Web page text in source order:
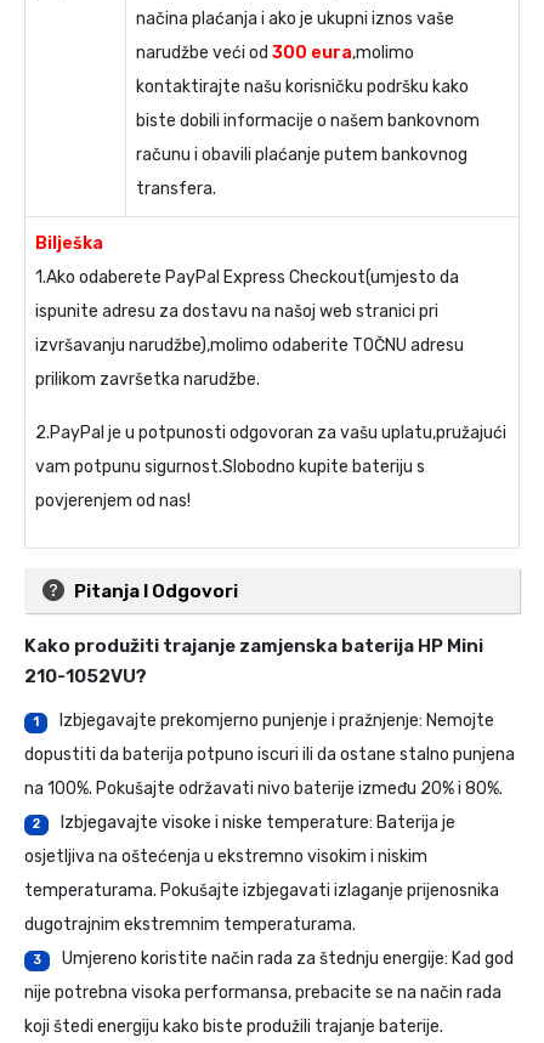
načina plaćanja i ako je ukupni iznos vaše
narudžbe veći od 300 eura,molimo
kontaktirajte našu korisničku podršku kako
biste dobili informacije o našem bankovnom
računu i obavili plaćanje putem bankovnog
transfera.
Bilješka
1.Ako odaberete PayPal Express Checkout(umjesto da
ispunite adresu za dostavu na našoj web stranici pri
izvršavanju narudžbe),molimo odaberite TOČNU adresu
prilikom završetka narudžbe.
2.PayPal je u potpunosti odgovoran za vašu uplatu,pružajući
vam potpunu sigurnost.Slobodno kupite bateriju s
povjerenjem od nas!
Pitanja I Odgovori
Kako produžiti trajanje zamjenska baterija HP Mini
210-1052VU?
1
Izbjegavajte prekomjerno punjenje i pražnjenje: Nemojte
dopustiti da baterija potpuno iscuri ili da ostane stalno punjena
na 100%. Pokušajte održavati nivo baterije između 20% i 80%.
2
Izbjegavajte visoke i niske temperature: Baterija je
osjetljiva na oštećenja u ekstremno visokim i niskim
temperaturama. Pokušajte izbjegavati izlaganje prijenosnika
dugotrajnim ekstremnim temperaturama.
3
Umjereno koristite način rada za štednju energije: Kad god
nije potrebna visoka performansa, prebacite se na način rada
koji štedi energiju kako biste produžili trajanje baterije.